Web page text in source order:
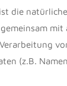
die
mit
(z.B.